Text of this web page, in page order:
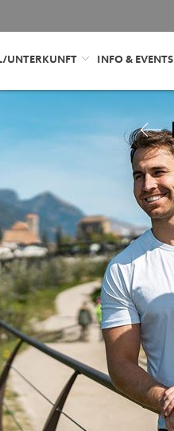
UNTERKUNFT INFO & EVENTS